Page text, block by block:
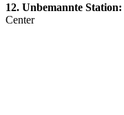
12. Unbemannte Station:
Center